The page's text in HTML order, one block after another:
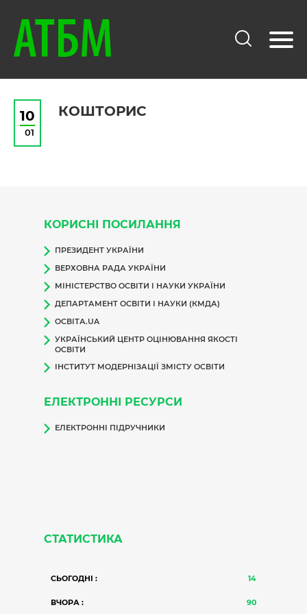
10
01
КОШТОРИС
КОРИСНІ ПОСИЛАННЯ
ПРЕЗИДЕНТ УКРАЇНИ
ВЕРХОВНА РАДА УКРАЇНИ
МІНІСТЕРСТВО ОСВІТИ І НАУКИ УКРАЇНИ
ДЕПАРТАМЕНТ ОСВІТИ І НАУКИ (КМДА)
ОСВІТА.UA
УКРАЇНСЬКИЙ ЦЕНТР ОЦІНЮВАННЯ ЯКОСТІ
ОСВІТИ
ІНСТИТУТ МОДЕРНІЗАЦІЇ ЗМІСТУ ОСВІТИ
ЕЛЕКТРОННІ РЕСУРСИ
ЕЛЕКТРОННІ ПІДРУЧНИКИ
СТАТИСТИКА
СЬОГОДНІ : 14
ВЧОРА : 90